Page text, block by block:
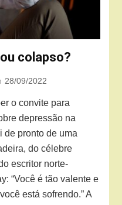
colapso?
28/09/2022
o convite para
depressão na
de pronto de uma
do célebre
escritor norte-
“Você é tão valente e
está sofrendo.” A